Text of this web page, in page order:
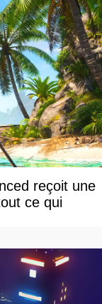
reçoit une
ce qui